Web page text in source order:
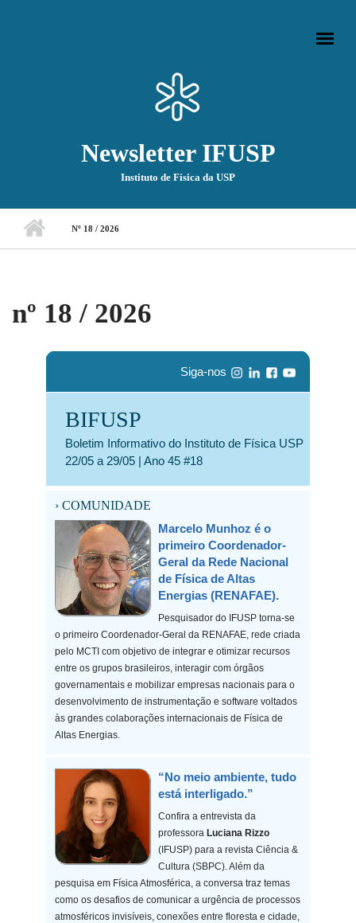
Newsletter IFUSP
Instituto de Física da USP
Nº 18 / 2026
nº 18 / 2026
Siga-nos
BIFUSP
Boletim Informativo do Instituto de Física USP
22/05 a 29/05 | Ano 45 #18
› COMUNIDADE
Marcelo Munhoz é o
primeiro Coordenador-
Geral da Rede Nacional
de Física de Altas
Energias (RENAFAE).
Pesquisador do IFUSP torna-se
o primeiro Coordenador-Geral da RENAFAE, rede criada
pelo MCTI com objetivo de integrar e otimizar recursos
entre os grupos brasileiros, interagir com órgãos
governamentais e mobilizar empresas nacionais para o
desenvolvimento de instrumentação e software voltados
às grandes colaborações internacionais de Física de
Altas Energias.
“No meio ambiente, tudo
está interligado.”
Confira a entrevista da
professora Luciana Rizzo
(IFUSP) para a revista Ciência &
Cultura (SBPC). Além da
pesquisa em Física Atmosférica, a conversa traz temas
como os desafios de comunicar a urgência de processos
atmosféricos invisíveis, conexões entre floresta e cidade,